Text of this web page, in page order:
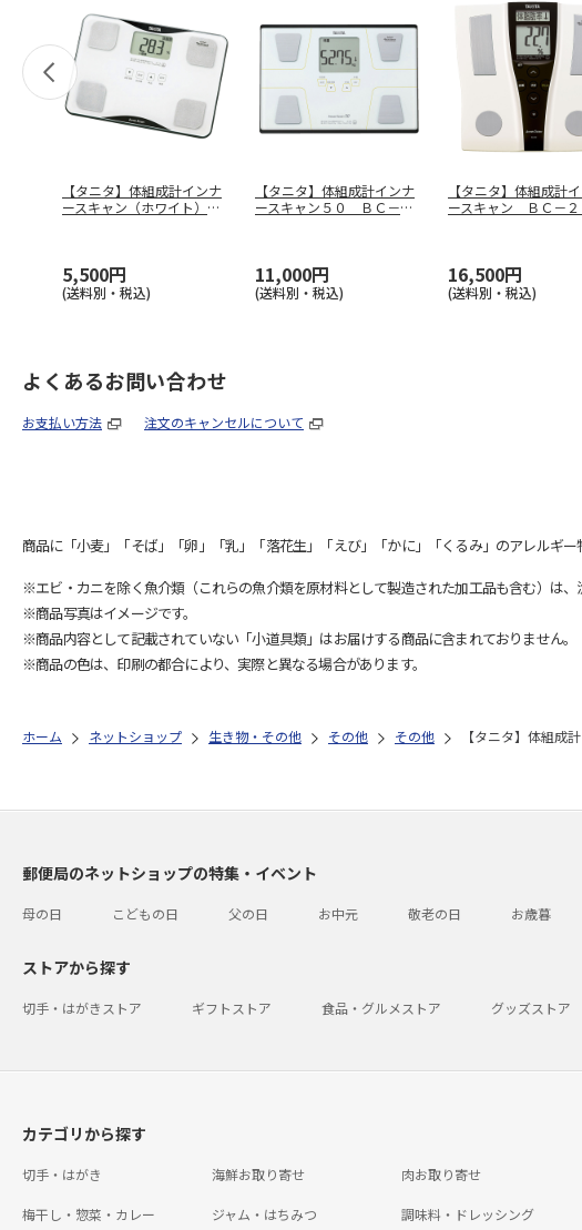
【タニタ】体組成計インナ
ースキャン（ホワイト）
5,500円
(送料別・税込)
【タニタ】体組成計インナ
ースキャン５０ ＢＣ－３
11,000円
(送料別・税込)
【タニタ】体組成計
ースキャン ＢＣ－２
16,500円
(送料別・税込)
よくあるお問い合わせ
お支払い方法 注文のキャンセルについて
商品に「小麦」「そば」「卵」「乳」「落花生」「えび」「かに」「くるみ」のアレルギー
※エビ・カニを除く魚介類（これらの魚介類を原材料として製造された加工品も含む）は
※商品写真はイメージです。
※商品内容として記載されていない「小道具類」はお届けする商品に含まれておりません。
※商品の色は、印刷の都合により、実際と異なる場合があります。
ホーム ネットショップ 生き物・その他 その他 その他 【タニタ】体組成
郵便局のネットショップの特集・イベント
母の日 こどもの日 父の日 お中元 敬老の日 お歳暮
ストアから探す
切手・はがきストア ギフトストア 食品・グルメストア グッズストア
カテゴリから探す
切手・はがき 海鮮お取り寄せ 肉お取り寄せ
梅干し・惣菜・カレー ジャム・はちみつ 調味料・ドレッシング